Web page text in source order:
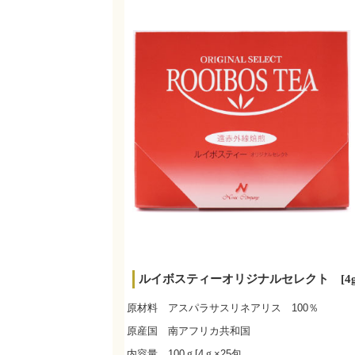
ルイボスティーオリジナルセレクト
原材料 アスパラサスリネアリス 100％
原産国 南アフリカ共和国